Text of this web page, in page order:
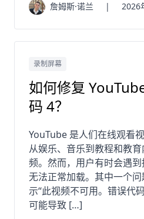
詹姆斯·诺兰 | 2026
录制屏幕
如何修复
码 4？
YouTube 是人们在线观看
从娱乐、音乐到教程和教
频。然而，用户有时会遇
无法正常加载。其中一个
示“此视频不可用。错误代
可能导致 […]